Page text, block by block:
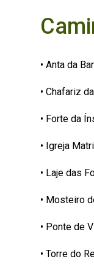
• Anta da
• Chafariz
• Forte da
• Igreja
• Laje das
• Mosteiro
• Ponte de
• Torre do